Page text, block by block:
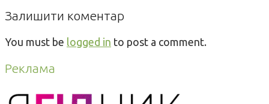
Залишити коментар
You must be logged in to post a comment.
Реклама